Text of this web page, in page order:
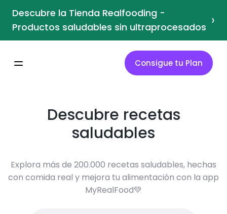
Descubre la Tienda Realfooding -
Productos saludables sin ultraprocesados ›
Consigue tu Plan
Descubre recetas
saludables
Explora más de 200.000 recetas saludables, hechas
con comida real y mejora tu alimentación con la app
MyRealFood💚